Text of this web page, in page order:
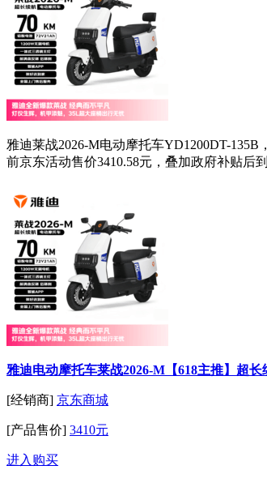
雅迪莱战2026-M电动摩托车YD1200DT-
前京东活动售价3410.58元，叠加政府补贴后
雅迪电动摩托车莱战2026-M【618主推】超
[经销商] 京东商城
[产品售价] 3410元
进入购买